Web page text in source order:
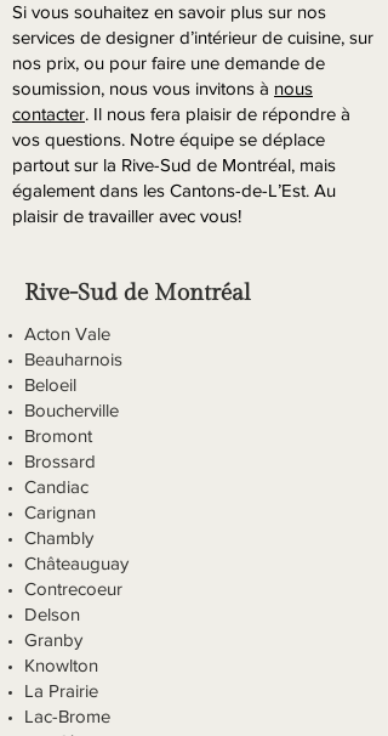
Si vous souhaitez en savoir plus sur nos
services de designer d’intérieur de cuisine, sur
nos prix, ou pour faire une demande de
soumission, nous vous invitons à nous
contacter. Il nous fera plaisir de répondre à
vos questions. Notre équipe se déplace
partout sur la Rive-Sud de Montréal, mais
également dans les Cantons-de-L’Est. Au
plaisir de travailler avec vous!
Rive-Sud de Montréal
Acton Vale
Beauharnois
Beloeil
Boucherville
Bromont
Brossard
Candiac
Carignan
Chambly
Châteauguay
Contrecoeur
Delson
Granby
Knowlton
La Prairie
Lac-Brome